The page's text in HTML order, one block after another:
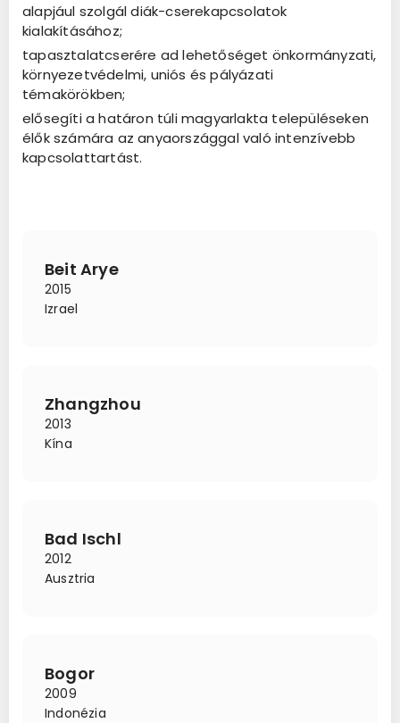
alapjául szolgál diák-cserekapcsolatok
kialakításához;
tapasztalatcserére ad lehetőséget önkormányzati,
környezetvédelmi, uniós és pályázati
témakörökben;
elősegíti a határon túli magyarlakta településeken
élők számára az anyaországgal való intenzívebb
kapcsolattartást.
Beit Arye
2015
Izrael
Zhangzhou
2013
Kína
Bad Ischl
2012
Ausztria
Bogor
2009
Indonézia